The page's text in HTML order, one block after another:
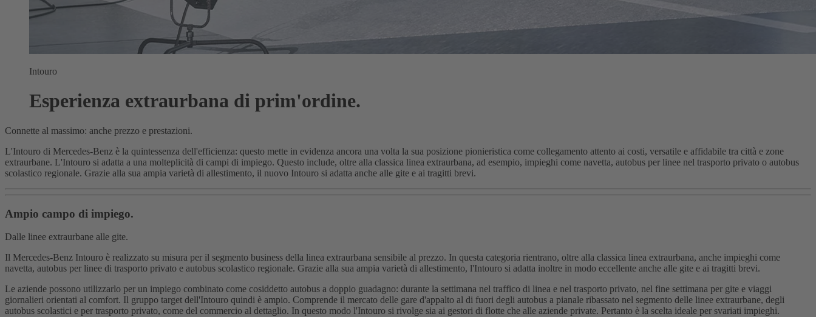
Intouro
Esperienza extraurbana di prim'ordine.
Connette al massimo: anche prezzo e prestazioni.
L'Intouro di Mercedes-Benz è la quintessenza dell'efficienza: questo mette in evidenza ancora una volta la sua posizione pionieristica come collegamento attento ai costi, versatile e affidabile tra città e zone
extraurbane. L'Intouro si adatta a una molteplicità di campi di impiego. Questo include, oltre alla classica linea extraurbana, ad esempio, impieghi come navetta, autobus per linee nel trasporto privato o autobus
scolastico regionale. Grazie alla sua ampia varietà di allestimento, il nuovo Intouro si adatta anche alle gite e ai tragitti brevi.
Ampio campo di impiego.
Dalle linee extraurbane alle gite.
Il Mercedes-Benz Intouro è realizzato su misura per il segmento business della linea extraurbana sensibile al prezzo. In questa categoria rientrano, oltre alla classica linea extraurbana, anche impieghi come
navetta, autobus per linee di trasporto privato e autobus scolastico regionale. Grazie alla sua ampia varietà di allestimento, l'Intouro si adatta inoltre in modo eccellente anche alle gite e ai tragitti brevi.
Le aziende possono utilizzarlo per un impiego combinato come cosiddetto autobus a doppio guadagno: durante la settimana nel traffico di linea e nel trasporto privato, nel fine settimana per gite e viaggi
giornalieri orientati al comfort. Il gruppo target dell'Intouro quindi è ampio. Comprende il mercato delle gare d'appalto al di fuori degli autobus a pianale ribassato nel segmento delle linee extraurbane, degli
autobus scolastici e per trasporto privato, come del commercio al dettaglio. In questo modo l'Intouro si rivolge sia ai gestori di flotte che alle aziende private. Pertanto è la scelta ideale per svariati impieghi.